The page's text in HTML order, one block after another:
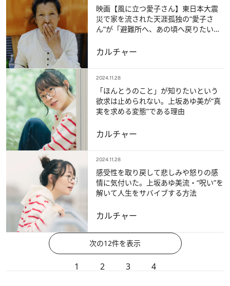
映画【風に立つ愛子さん】東日本大震
災で家を流された天涯孤独の“愛子さ
ん”が「避難所へ、あの頃へ戻りたい」
カルチャー
2024.11.28
「ほんとうのこと」が知りたいという
欲求は止められない。上坂あゆ美が“真
実を求める変態”である理由
カルチャー
2024.11.28
感受性を取り戻して悲しみや怒りの感
情に気付いた。上坂あゆ美流・“呪い”を
解いて人生をサバイブする方法
カルチャー
次の12件を表示
1 2 3 4